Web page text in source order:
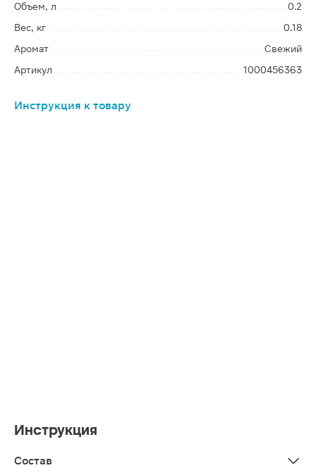
Объем, л
0.2
Вес, кг
0.18
Аромат
Свежий
Артикул
1000456363
Инструкция к товару
Инструкция
Состав